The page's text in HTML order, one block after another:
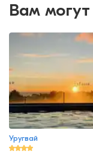
Вам
Уругвай